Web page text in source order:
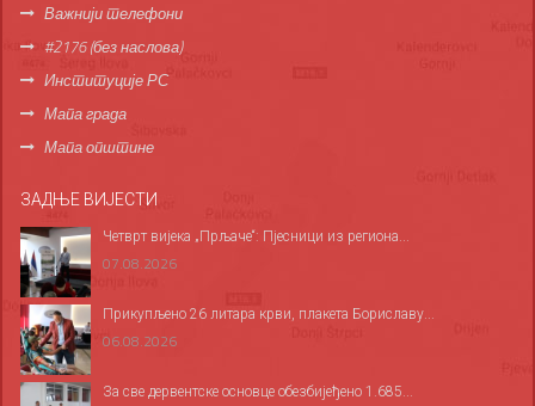
Важнији телефони
#2176 (без наслова)
Институције РС
Мапа града
Мапа општине
ЗАДЊЕ ВИЈЕСТИ
Четврт вијека „Прљаче“: Пјесници из региона...
07.08.2026
Прикупљено 26 литара крви, плакета Бориславу...
06.08.2026
За све дервентске основце обезбијеђено 1.685...